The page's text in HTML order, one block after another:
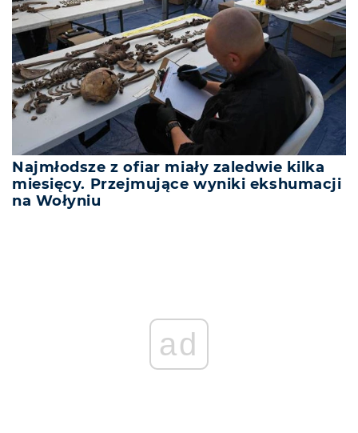
Najmłodsze z ofiar miały zaledwie kilka
miesięcy. Przejmujące wyniki ekshumacji
na Wołyniu
ad